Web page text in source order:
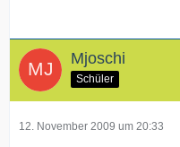
Mjoschi
Schüler
12. November 2009 um 20:33